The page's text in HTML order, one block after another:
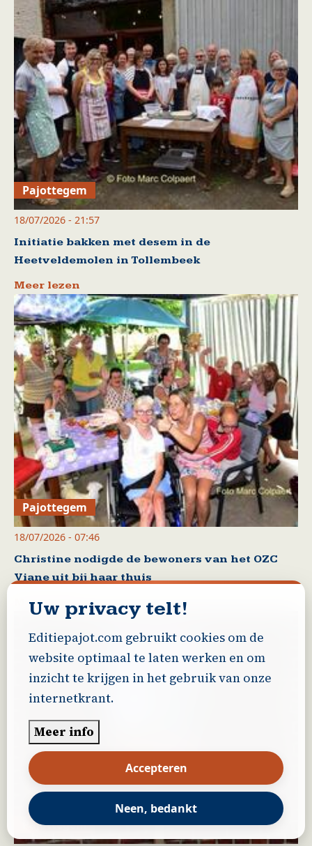
Pajottegem
18/07/2026 - 21:57
Initiatie bakken met desem in de
Heetveldemolen in Tollembeek
Meer lezen
Pajottegem
18/07/2026 - 07:46
Christine nodigde de bewoners van het OZC
Viane uit bij haar thuis
Meer lezen
Pajottegem
Uw privacy telt!
Editiepajot.com gebruikt cookies om de
website optimaal te laten werken en om
inzicht te krijgen in het gebruik van onze
internetkrant.
Meer info
Accepteren
Neen, bedankt